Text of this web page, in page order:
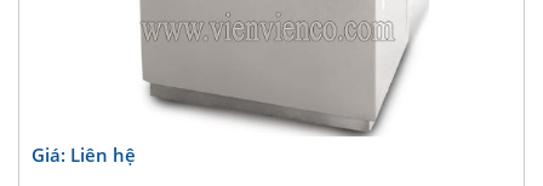
Giá: Liên hệ